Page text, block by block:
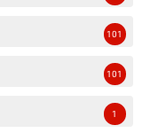
101
101
1